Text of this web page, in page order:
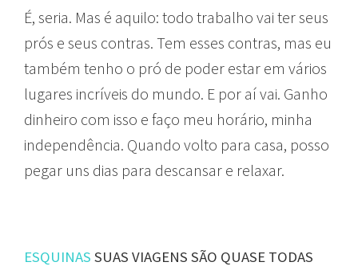
É, seria. Mas é aquilo: todo trabalho vai ter seus
prós e seus contras. Tem esses contras, mas eu
também tenho o pró de poder estar em vários
lugares incríveis do mundo. E por aí vai. Ganho
dinheiro com isso e faço meu horário, minha
independência. Quando volto para casa, posso
pegar uns dias para descansar e relaxar.
ESQUINAS SUAS VIAGENS SÃO QUASE TODAS